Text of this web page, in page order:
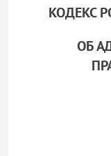
КОДЕКС
ОБ